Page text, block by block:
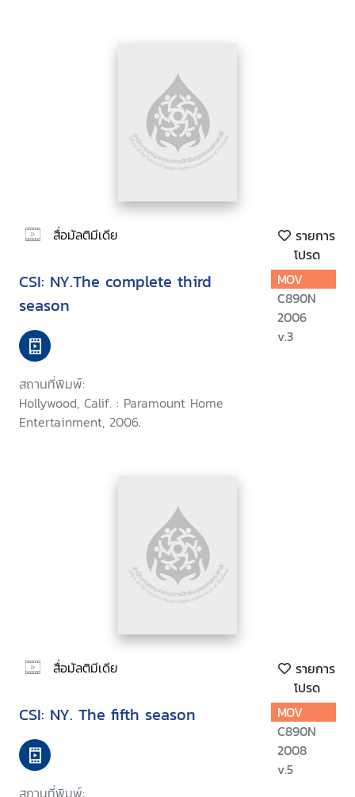
สื่อมัลติมีเดีย
รายการ
โปรด
CSI: NY.The complete third
season
สถานที่พิมพ์:
Hollywood, Calif. : Paramount Home
Entertainment, 2006.
MOV
C890N
2006
v.3
สื่อมัลติมีเดีย
รายการ
โปรด
CSI: NY. The fifth season
MOV
C890N
2008
v.5